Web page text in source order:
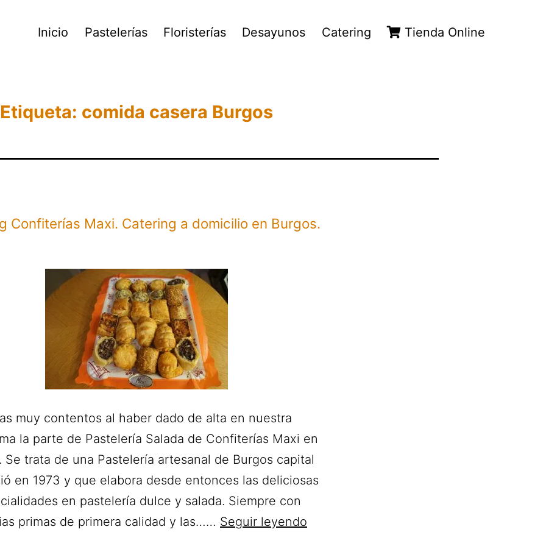
Inicio Pastelerías Floristerías Desayunos Catering Tienda Online
Etiqueta: comida casera Burgos
Confiterías Maxi. Catering a domicilio en Burgos.
muy contentos al haber dado de alta en nuestra
la parte de Pastelería Salada de Confiterías Maxi en
Se trata de una Pastelería artesanal de Burgos capital
en 1973 y que elabora desde entonces las deliciosas
en pastelería dulce y salada. Siempre con
primas de primera calidad y las…… Seguir leyendo